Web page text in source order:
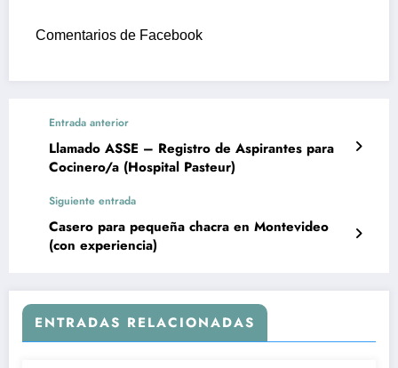
Comentarios de Facebook
Entrada anterior
Llamado ASSE – Registro de Aspirantes para
Cocinero/a (Hospital Pasteur)
Siguiente entrada
Casero para pequeña chacra en Montevideo
(con experiencia)
ENTRADAS RELACIONADAS